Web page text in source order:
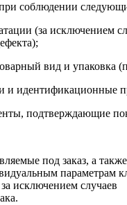
соблюдении
(за исключением
вид и упаковка
и идентификационные
подтверждающие
под заказ, а
параметрам
исключением случаев